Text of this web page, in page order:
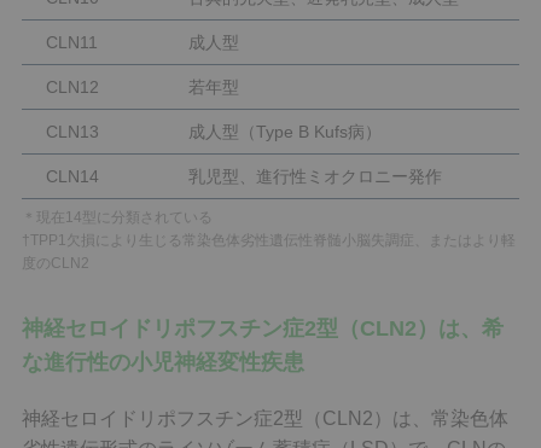
CLN11 成人型
CLN12 若年型
CLN13 成人型（Type B Kufs病）
CLN14 乳児型、進行性ミオクロニー発作
＊現在14型に分類されている
†TPP1欠損により生じる常染色体劣性遺伝性脊髄小脳失調症、またはより軽
度のCLN2
神経セロイドリポフスチン症2型（CLN2）は、希
な進行性の小児神経変性疾患
神経セロイドリポフスチン症2型（CLN2）は、常染色体